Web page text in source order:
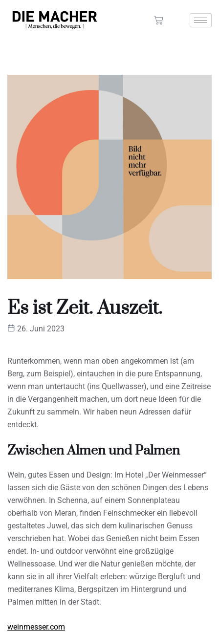
Es ist Zeit. Auszeit.
26. Juni 2023
Runterkommen, wenn man oben angekommen ist (am
Berg, zum Beispiel), eintauchen in die pure Entspannung,
wenn man untertaucht (ins Quellwasser), und eine Zeitreise
in die Vergangenheit machen, um dort neue Ideen für die
Zukunft zu sammeln. Wir haben neun Adressen dafür
entdeckt.
Zwischen Almen und Palmen
Wein, gutes Essen und Design: Im Hotel „Der Weinmesser“
lassen sich die Gäste von den schönen Dingen des Lebens
verwöhnen. In Schenna, auf einem Sonnenplateau
oberhalb von Meran, finden Feinschmecker ein liebevoll
gestaltetes Juwel, das sich dem kulinarischen Genuss
verschrieben hat. Wobei das Genießen nicht beim Essen
endet. In- und outdoor verwöhnt eine großzügige
Wellnessoase. Und wer die Natur genießen möchte, der
kann sie in all ihrer Vielfalt erleben: würzige Bergluft und
mediterranes Klima, Bergspitzen im Hintergrund und
Palmen mitten in der Stadt.
weinmesser.com